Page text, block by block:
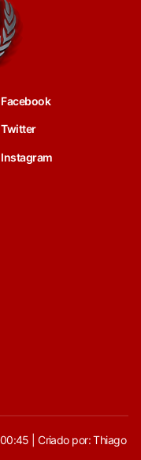
Facebook
Twitter
Instagram
| Criado por: Thiago